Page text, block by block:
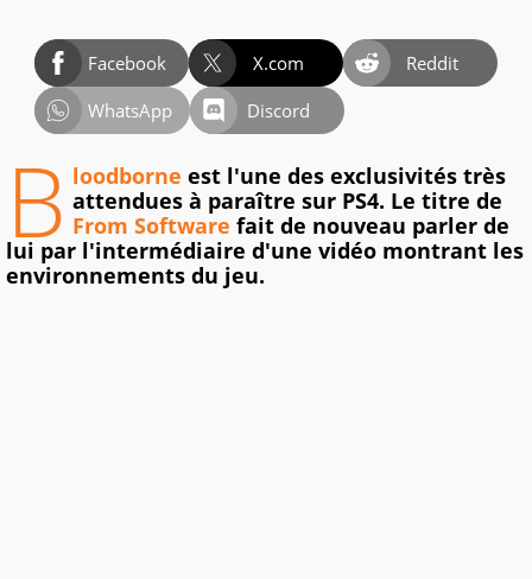
Facebook X.com
Reddit
WhatsApp
Discord
B loodborne est l'une des exclusivités très
attendues à paraître sur PS4. Le titre de
From Software fait de nouveau parler de
lui par l'intermédiaire d'une vidéo montrant les
environnements du jeu.